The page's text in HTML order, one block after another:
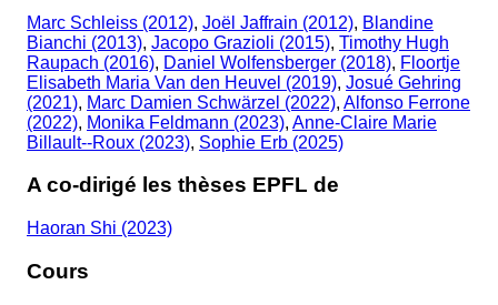
Marc Schleiss (2012), Joël Jaffrain (2012), Blandine
Bianchi (2013), Jacopo Grazioli (2015), Timothy Hugh
Raupach (2016), Daniel Wolfensberger (2018), Floortje
Elisabeth Maria Van den Heuvel (2019), Josué Gehring
(2021), Marc Damien Schwärzel (2022), Alfonso Ferrone
(2022), Monika Feldmann (2023), Anne-Claire Marie
Billault--Roux (2023), Sophie Erb (2025)
A co-dirigé les thèses EPFL de
Haoran Shi (2023)
Cours